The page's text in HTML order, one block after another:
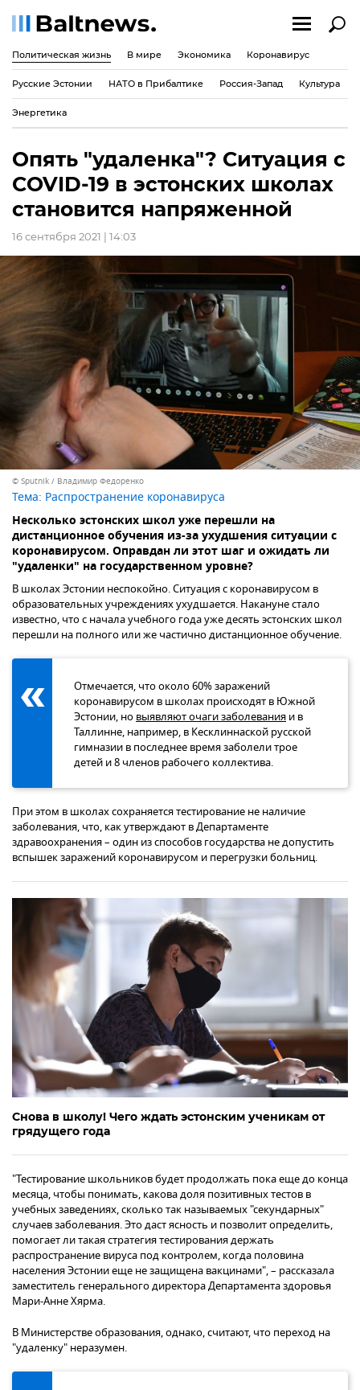
Политическая жизнь В мире Экономика Коронавирус
Русские Эстонии НАТО в Прибалтике Россия-Запад Культура
Энергетика
Опять "удаленка"? Ситуация с
COVID-19 в эстонских школах
становится напряженной
16 сентября 2021 | 14:03
© Sputnik / Владимир Федоренко
Тема: Распространение коронавируса
Несколько эстонских школ уже перешли на
дистанционное обучения из-за ухудшения ситуации с
коронавирусом. Оправдан ли этот шаг и ожидать ли
"удаленки" на государственном уровне?
В школах Эстонии неспокойно. Ситуация с коронавирусом в
образовательных учреждениях ухудшается. Накануне стало
известно, что с начала учебного года уже десять эстонских школ
перешли на полного или же частично дистанционное обучение.
Отмечается, что около 60% заражений
коронавирусом в школах происходят в Южной
Эстонии, но выявляют очаги заболевания и в
Таллинне, например, в Кесклиннаской русской
гимназии в последнее время заболели трое
детей и 8 членов рабочего коллектива.
При этом в школах сохраняется тестирование не наличие
заболевания, что, как утверждают в Департаменте
здравоохранения – один из способов государства не допустить
вспышек заражений коронавирусом и перегрузки больниц.
Снова в школу! Чего ждать эстонским ученикам от
грядущего года
"Тестирование школьников будет продолжать пока еще до конца
месяца, чтобы понимать, какова доля позитивных тестов в
учебных заведениях, сколько так называемых "секундарных"
случаев заболевания. Это даст ясность и позволит определить,
помогает ли такая стратегия тестирования держать
распространение вируса под контролем, когда половина
населения Эстонии еще не защищена вакцинами", – рассказала
заместитель генерального директора Департамента здоровья
Мари-Анне Хярма.
В Министерстве образования, однако, считают, что переход на
"удаленку" неразумен.